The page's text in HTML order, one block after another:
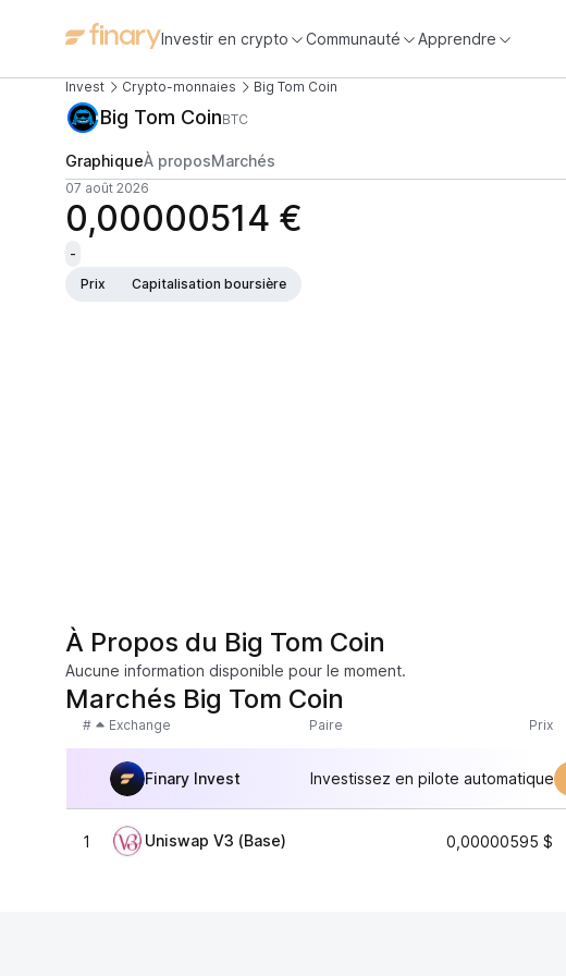
Investir en crypto Communauté Apprendre
Invest Crypto-monnaies Big Tom Coin
Big Tom CoinBTC
GraphiqueÀ proposMarchés
07 août 2026
0,00000514 €
-
Prix
Capitalisation boursière
À Propos du Big Tom Coin
Aucune information disponible pour le moment.
Marchés Big Tom Coin
# Exchange Paire Prix
Finary Invest Investissez en pilote automatique
1 Uniswap V3 (Base) 0,00000595 $